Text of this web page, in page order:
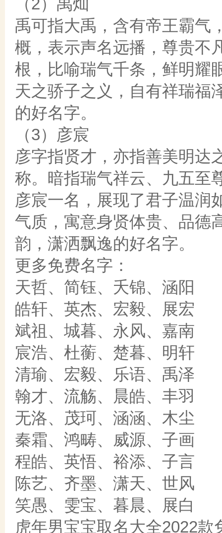
禹可指大禹，含有帝王霸气
概，表示声名远播，尊贵不
根，比喻瑞气千条，鲜明耀
天之骄子之义，自有祥瑞福
的好名字。
（3）彦宸
彦字指贤才，亦指善美明达
称。暗指瑞气祥云、九五至
彦宸一名，展现了君子温润
气质，寓意身贤体贵、品德
韵，潇洒飘逸的好名字。
更多免费名字：
天哲、简钰、夭锦、涵阳
皓轩、英杰、宏毅、展宏
斌祖、城暮、永风、嘉南
宸浩、杜蘅、楚暮、明轩
清瑜、宏毅、乐语、禹泽
翰才、流觞、晨皓、丰羽
无洛、茂珂、涵涵、木尘
秦霜、鸿畴、威源、子画
程皓、英悟、裕添、子言
陈艺、齐墨、潇天、世风
笑愚、雯宝、暮晨、展白
虎年男宝宝取名大全2022款